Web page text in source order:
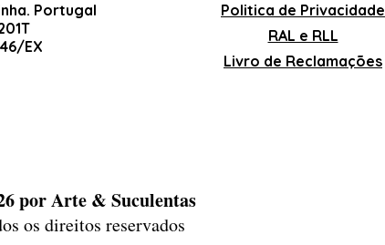
Portugal
EX
Politica de Privacidade
RAL e RLL
Livro de Reclamações
por Arte & Suculentas
os direitos reservados